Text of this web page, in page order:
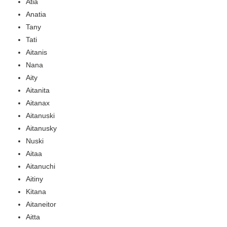
Atia
Anatia
Tany
Tati
Aitanis
Nana
Aity
Aitanita
Aitanax
Aitanuski
Aitanusky
Nuski
Aitaa
Aitanuchi
Aitiny
Kitana
Aitaneitor
Aitta